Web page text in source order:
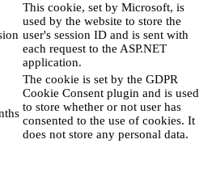
This cookie, set by Microsoft, is
used by the website to store the
user's session ID and is sent with
each request to the ASP.NET
application.
The cookie is set by the GDPR
Cookie Consent plugin and is used
to store whether or not user has
consented to the use of cookies. It
does not store any personal data.